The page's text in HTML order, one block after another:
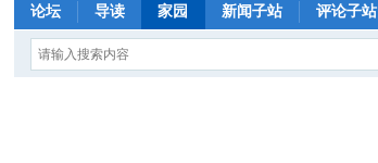
论坛 导读 家园 新闻子站 评论子站